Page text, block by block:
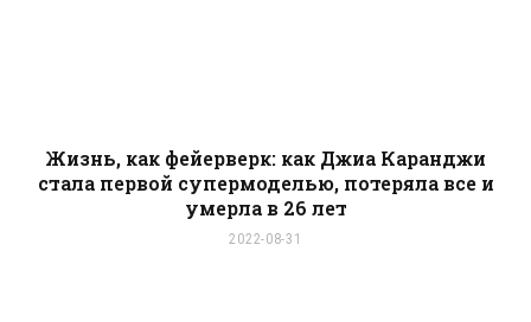
Жизнь, как фейерверк: как Джиа Каранджи
стала первой супермоделью, потеряла все и
умерла в 26 лет
2022-08-31